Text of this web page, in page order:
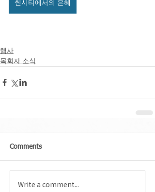
씬시티에서의 은혜
행사
목회자 소식
Comments
Write a comment...